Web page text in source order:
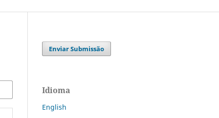
Enviar Submissão
Idioma
English